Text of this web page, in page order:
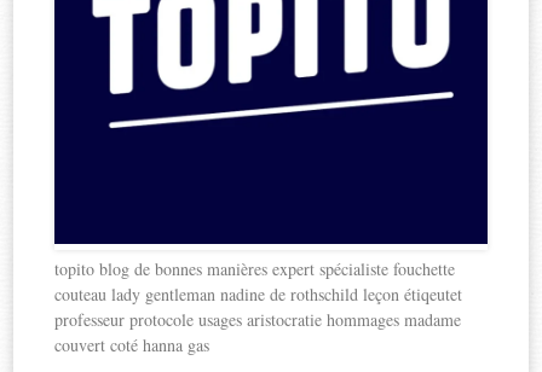
topito blog de bonnes manières expert spécialiste fouchette
couteau lady gentleman nadine de rothschild leçon étiqeutet
professeur protocole usages aristocratie hommages madame
couvert coté hanna gas